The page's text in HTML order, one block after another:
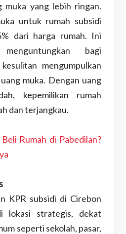
muka yang lebih ringan.
untuk rumah subsidi
dari harga rumah. Ini
bagi
mengumpulkan
muka. Dengan uang
kepemilikan rumah
dan terjangkau.
Rumah di Pabedilan?
KPR subsidi di Cirebon
lokasi strategis, dekat
seperti sekolah, pasar,